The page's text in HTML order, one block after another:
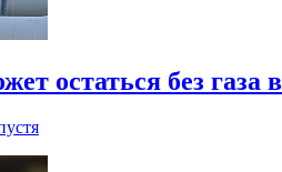
остаться без